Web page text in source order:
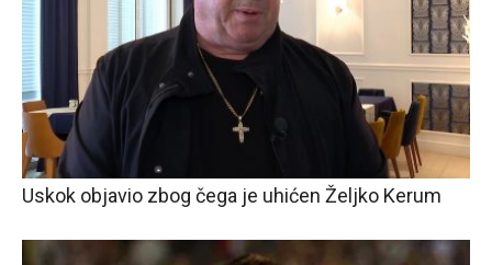
Uskok objavio zbog čega je uhićen Željko Kerum